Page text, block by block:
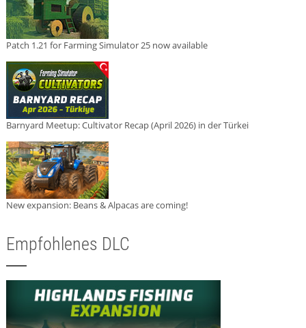
Patch 1.21 for Farming Simulator 25 now available
Barnyard Meetup: Cultivator Recap (April 2026) in der Türkei
New expansion: Beans & Alpacas are coming!
Empfohlenes DLC